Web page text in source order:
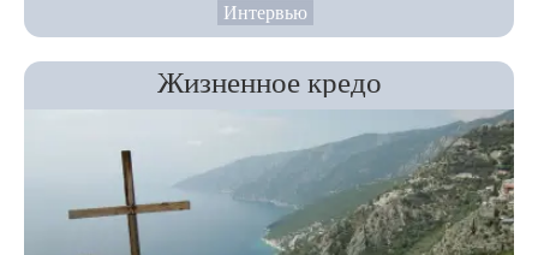
Интервью
Жизненное кредо